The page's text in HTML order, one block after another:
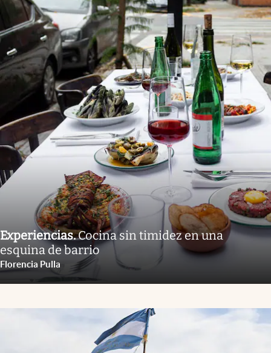
Experiencias.Cocina sin timidez en una
esquina de barrio
Florencia Pulla